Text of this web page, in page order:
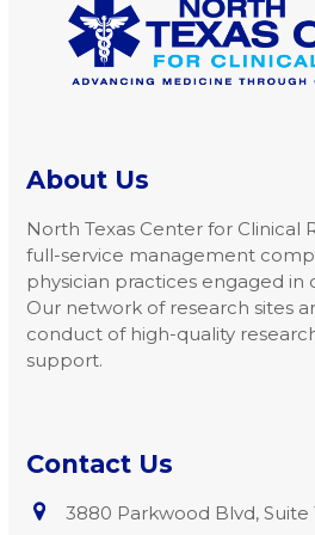
buttons
About Us
North Texas Center for Clinical
full-service management
physician practices engaged in
Our network of research sites
conduct of high-quality
support.
Contact Us
3880 Parkwood Blvd, Suite